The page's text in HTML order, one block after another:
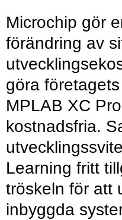
Microchip gör
förändring av
göra
MPLAB XC
kostnadsfria.
Learning fritt
tröskeln för att
inbyggda